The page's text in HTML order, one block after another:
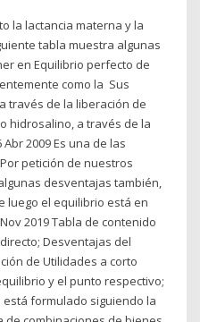
la lactancia materna y la
tabla muestra algunas
en Equilibrio perfecto de
como la Sus
través de la liberación de
hidrosalino, a través de la
2009 Es una de las
petición de nuestros
desventajas también,
luego el equilibrio está en
2019 Tabla de contenido
Desventajas del
de Utilidades a corto
y el punto respectivo;
formulado siguiendo la